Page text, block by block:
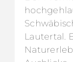
Lautertal.